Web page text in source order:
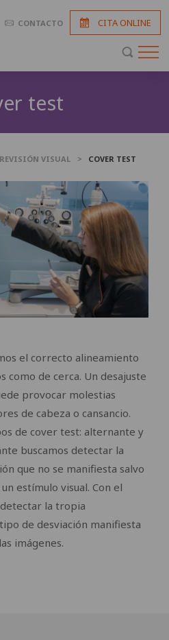
CONTACTO CITA ONLINE
test
REVISIÓN VISUAL > COVER TEST
el correcto alineamiento
como de cerca. Un desajuste
provocar molestias
de cabeza o cansancio.
de cover test: alternante y
buscamos detectar la
que no se manifiesta salvo
estímulo visual. Con el
la tropia
de desviación manifiesta
imágenes.